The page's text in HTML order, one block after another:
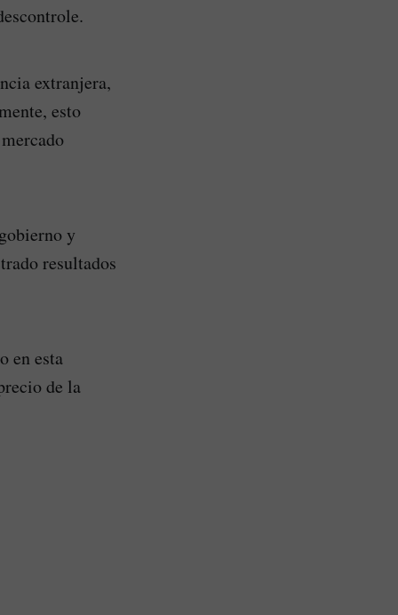
extranjera,
esto
y
resultados
en esta
de la